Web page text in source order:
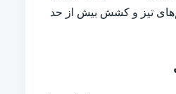
تیز و کشش بیش از حد